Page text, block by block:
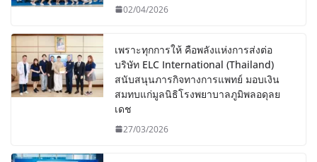
02/04/2026
เพราะทุกการให้ คือพลังแห่งการส่งต่อ
บริษัท ELC International (Thailand)
สนับสนุนภารกิจทางการแพทย์ มอบเงิน
สมทบแก่มูลนิธิโรงพยาบาลภูมิพลอดุลย
เดช
27/03/2026